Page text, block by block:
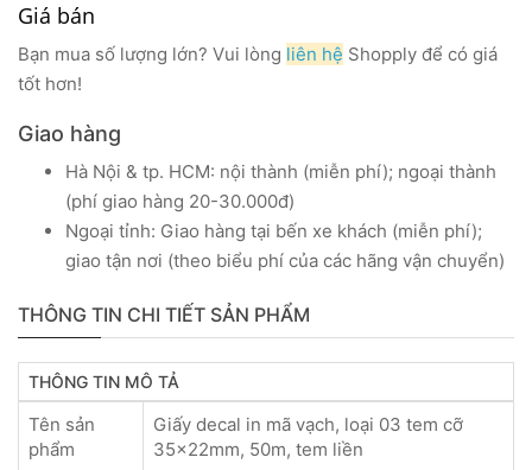
Giá bán
Bạn mua số lượng lớn? Vui lòng liên hệ Shopply để có giá
tốt hơn!
Giao hàng
Hà Nội & tp. HCM: nội thành (miễn phí); ngoại thành
(phí giao hàng 20-30.000đ)
Ngoại tỉnh: Giao hàng tại bến xe khách (miễn phí);
giao tận nơi (theo biểu phí của các hãng vận chuyển)
THÔNG TIN CHI TIẾT SẢN PHẨM
THÔNG TIN MÔ TẢ
Tên sản
phẩm
Giấy decal in mã vạch, loại 03 tem cỡ
35x22mm, 50m, tem liền